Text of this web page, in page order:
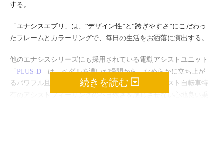
する。
「エナシスエブリ」は、“デザイン性”と“跨ぎやすさ”にこだわっ
たフレームとカラーリングで、毎日の生活をお洒落に演出する。
他のエナシスシリーズにも採用されている電動アシストユニット
「 PLUS-D 」は、ペダルを漕いだ瞬間から、なめらかに立ち上が
るパワフル且つ上質な乗り心地を実現し、電動アシスト自転車特
有のアシストフィーリングの不自然さを感じさせない心地良い乗
続きを読む